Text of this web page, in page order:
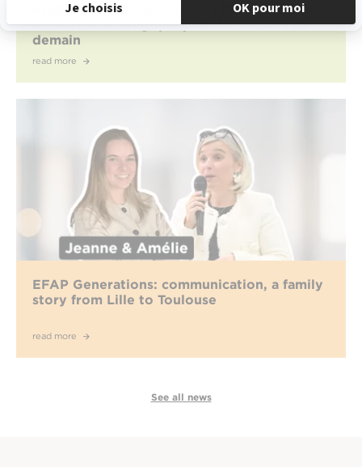
Études de communication à l'EFAP : une
formation stratégique pour les leaders de
demain
read more
EFAP Generations: communication, a family
story from Lille to Toulouse
read more
See all news